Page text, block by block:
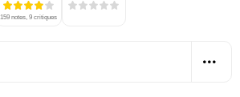
159 notes, 9 critiques